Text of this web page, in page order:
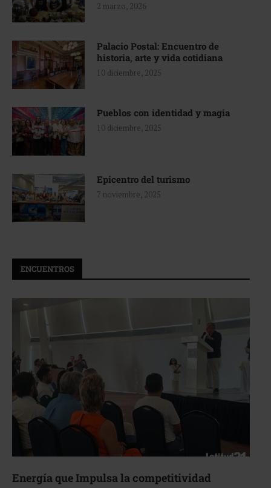
2 marzo, 2026
Palacio Postal: Encuentro de
historia, arte y vida cotidiana
10 diciembre, 2025
Pueblos con identidad y magia
10 diciembre, 2025
Epicentro del turismo
7 noviembre, 2025
ENCUENTROS
Energía que Impulsa la competitividad